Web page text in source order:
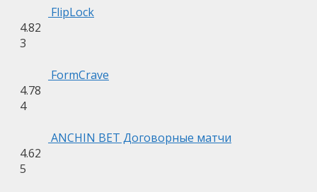
FlipLock
4.82
3
FormCrave
4.78
4
ANCHIN BET Договорные матчи
4.62
5